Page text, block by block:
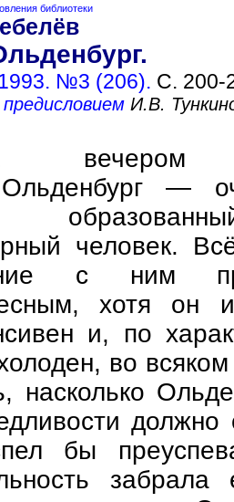
библиотеки
№3 (206). С. 200-
предисловием И.В.
вечером
—
человек.
с ним
хотя он
и, по
во
насколько
бы